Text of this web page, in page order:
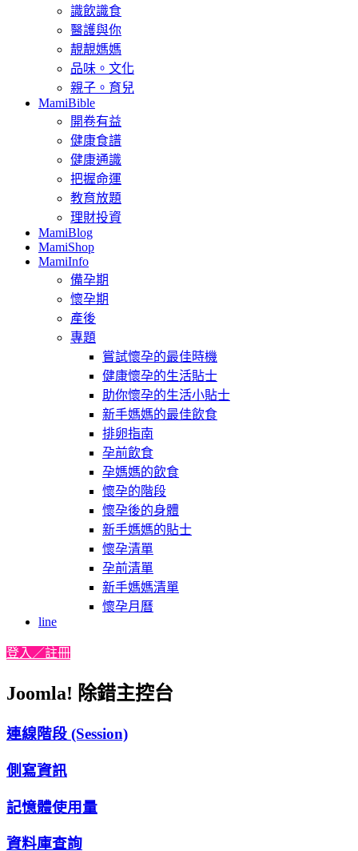
識飲識食
醫護與你
靚靚媽媽
品味。文化
親子。育兒
MamiBible
開卷有益
健康食譜
健康通識
把握命運
教育放題
理財投資
MamiBlog
MamiShop
MamiInfo
備孕期
懷孕期
產後
專題
嘗試懷孕的最佳時機
健康懷孕的生活貼士
助你懷孕的生活小貼士
新手媽媽的最佳飲食
排卵指南
孕前飲食
孕媽媽的飲食
懷孕的階段
懷孕後的身體
新手媽媽的貼士
懷孕清單
孕前清單
新手媽媽清單
懷孕月曆
line
登入／註冊
Joomla! 除錯主控台
連線階段 (Session)
側寫資訊
記憶體使用量
資料庫查詢